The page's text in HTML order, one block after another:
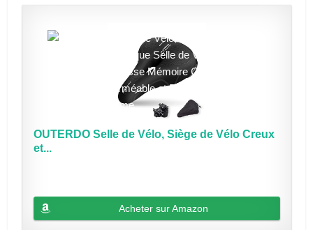
OUTERDO Selle de Vélo, Siège de Vélo Creux
et...
Acheter sur Amazon